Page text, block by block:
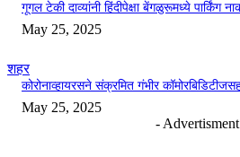
गूगल टेकी दाव्यांनी हिंदीपेक्षा बेंगळुरूमध्ये पार्किंग
May 25, 2025
शहर
कोरोनाव्हायरसने संक्रमित गंभीर
May 25, 2025
-